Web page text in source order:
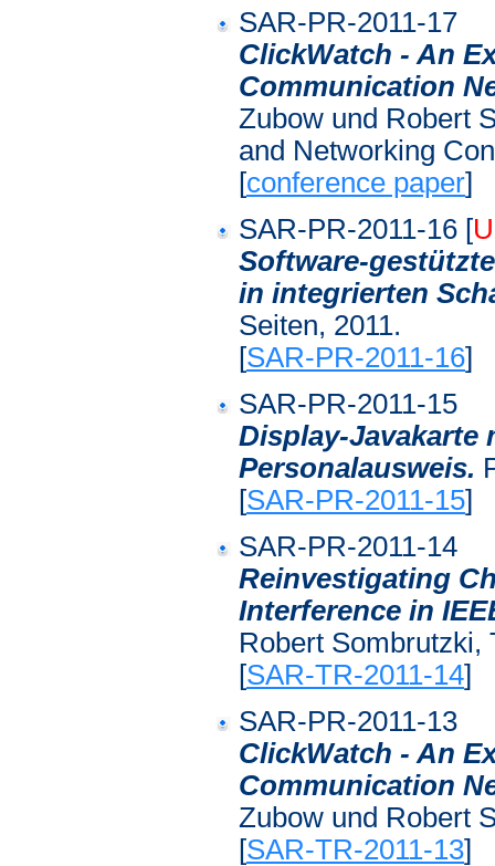
SAR-PR-2011-17
ClickWatch - An
Communication
Zubow und Robert
and Networking
[conference paper]
SAR-PR-2011-16 [
Software-
in integrierten
Seiten, 2011.
[SAR-PR-2011-16]
SAR-PR-2011-15
Display-Javakarte
Personalausweis.
[SAR-PR-2011-15]
SAR-PR-2011-14
Reinvestigating
Interference in
Robert Sombrutzki,
[SAR-TR-2011-14]
SAR-PR-2011-13
ClickWatch - An
Communication
Zubow und Robert
[SAR-TR-2011-13]